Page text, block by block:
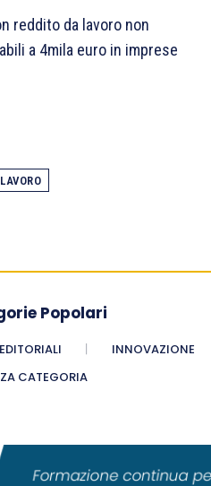
reddito da lavoro non
a 4mila euro in imprese
Popolari
EDITORIALI INNOVAZIONE
CATEGORIA